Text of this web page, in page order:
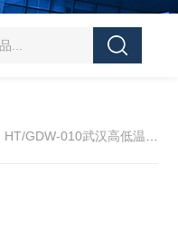
天津小型高低温交变湿热试验
HT/GDW-010武汉高低温试验仪器